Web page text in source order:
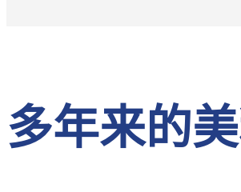
多年来的